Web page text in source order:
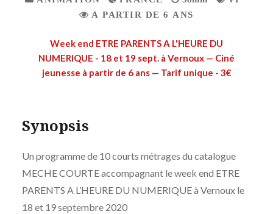
A PARTIR DE 6 ANS
Week end ETRE PARENTS A L'HEURE DU
NUMERIQUE - 18 et 19 sept. à Vernoux — Ciné
jeunesse à partir de 6 ans — Tarif unique - 3€
Synopsis
Un programme de 10 courts métrages du catalogue
MECHE COURTE accompagnant le week end ETRE
PARENTS A L’HEURE DU NUMERIQUE à Vernoux le
18 et 19 septembre 2020